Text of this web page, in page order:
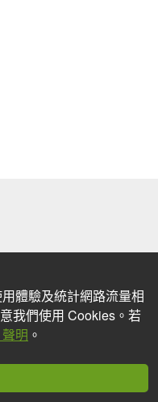
體驗及統計網路流量相
我們使用 Cookies。若
明 。